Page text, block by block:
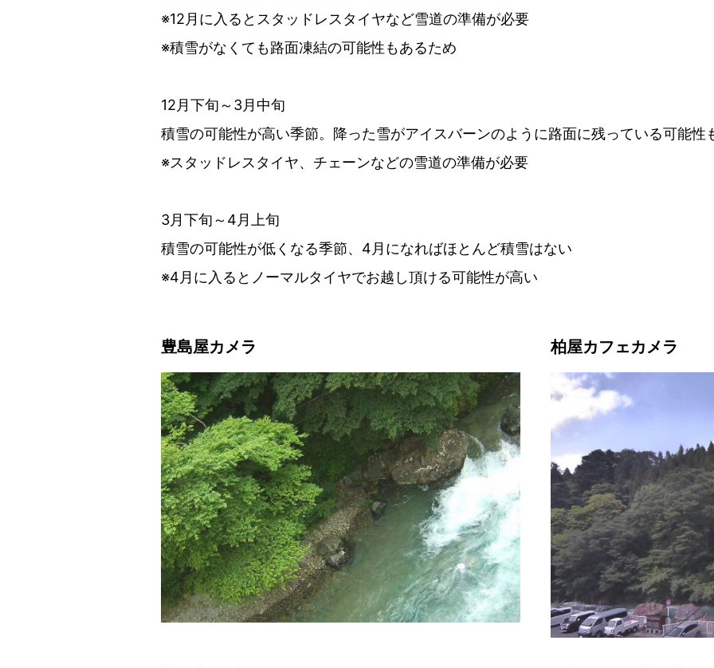
※12月に入るとスタッドレスタイヤなど雪道の準備が必要
※積雪がなくても路面凍結の可能性もあるため
12月下旬～3月中旬
積雪の可能性が高い季節。降った雪がアイスバーンのように路面に残っている可能性
※スタッドレスタイヤ、チェーンなどの雪道の準備が必要
3月下旬～4月上旬
積雪の可能性が低くなる季節、4月になればほとんど積雪はない
※4月に入るとノーマルタイヤでお越し頂ける可能性が高い
豊島屋カメラ 柏屋カフェカメラ